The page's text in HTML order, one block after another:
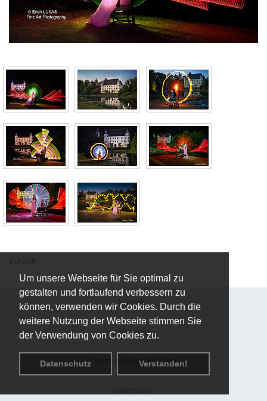
Um unsere Webseite für Sie optimal zu
gestalten und fortlaufend verbessern zu
können, verwenden wir Cookies. Durch die
weitere Nutzung der Webseite stimmen Sie
der Verwendung von Cookies zu.
Datenschutz Verstanden!
Kontakt
Sitemap
Datenschutzerklärung